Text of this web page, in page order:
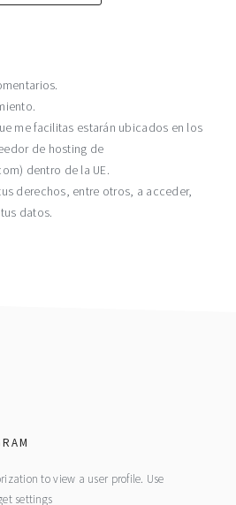
me facilitas estarán ubicados en los
de hosting de
dentro de la UE.
derechos, entre otros, a acceder,
datos.
to view a user profile. Use
settings